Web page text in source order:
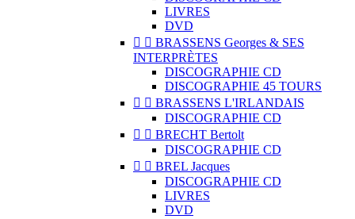
LIVRES
DVD
  BRASSENS Georges & SES
INTERPRÈTES
DISCOGRAPHIE CD
DISCOGRAPHIE 45 TOURS
  BRASSENS L'IRLANDAIS
DISCOGRAPHIE CD
  BRECHT Bertolt
DISCOGRAPHIE CD
  BREL Jacques
DISCOGRAPHIE CD
LIVRES
DVD